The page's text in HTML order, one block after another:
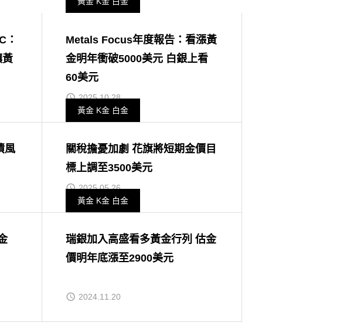
：
黃
Metals Focus年度報告：看漲黃
金明年衝破5000美元 白銀上看
60美元
2025.10.28
風
黃金 K金 白金
關稅擔憂加劇 花旗將短期金價目
標上調至3500美元
2025.05.26
黃金 K金 白金
瑞銀加入高盛看多黃金行列 估金
價明年底漲至2900美元
2024.11.20